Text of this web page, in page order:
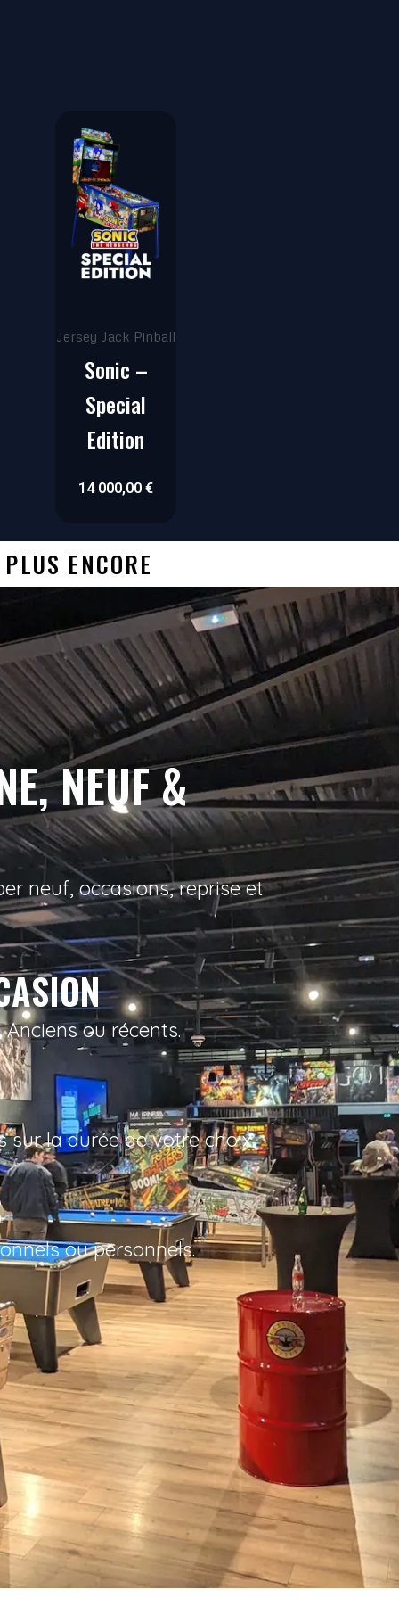
Jersey Jack Pinball
Sonic –
Special
Edition
14 000,00 €
ENCORE
NEUF &
neuf, occasions, reprise et
ou récents.
sur la durée de votre choix.
ou personnels.